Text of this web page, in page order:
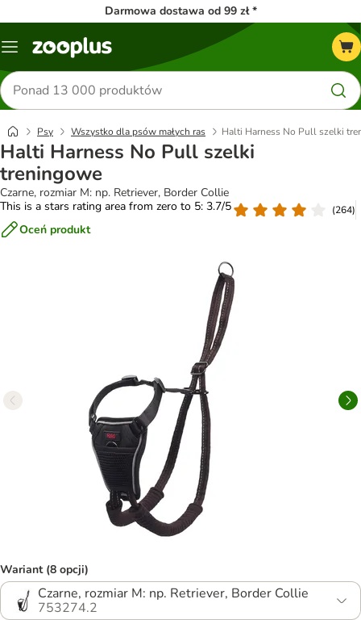
Darmowa dostawa od 99 zł *
Menu
Szukaj
produktów
Psy Wszystko dla psów małych ras Halti Harness No Pull szelki
Halti Harness No Pull szelki
treningowe
Czarne, rozmiar M: np. Retriever, Border Collie
This is a stars rating area from zero to 5: 3.7/5
(264)
Oceń produkt
Wariant (8 opcji)
Czarne, rozmiar M: np. Retriever, Border Collie
753274.2